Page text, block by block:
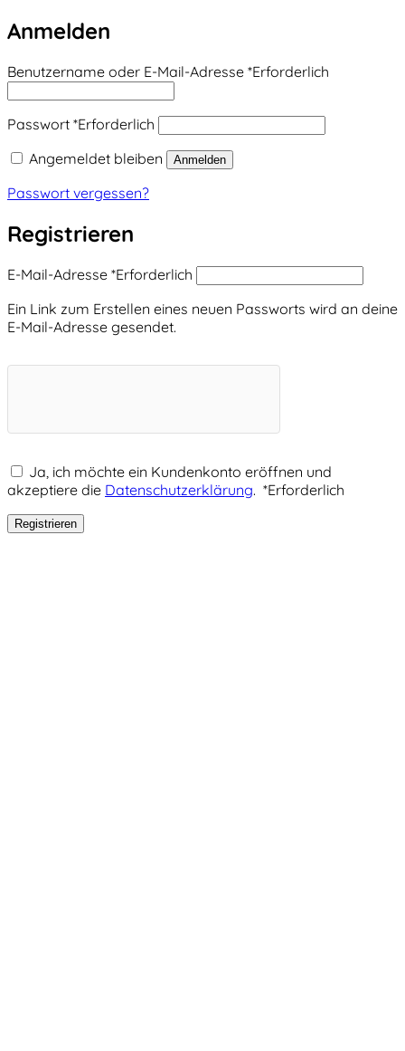
Anmelden
Benutzername oder E-Mail-Adresse *Erforderlich
Passwort *Erforderlich
Angemeldet bleiben
Anmelden
Passwort vergessen?
Registrieren
E-Mail-Adresse *Erforderlich
Ein Link zum Erstellen eines neuen Passworts wird an deine
E-Mail-Adresse gesendet.
Ja, ich möchte ein Kundenkonto eröffnen und
akzeptiere die Datenschutzerklärung. *Erforderlich
Registrieren